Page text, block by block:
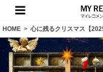
HOME > 心に残るクリスマス【